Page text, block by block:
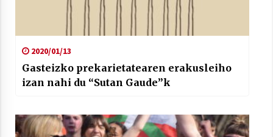
2020/01/13
Gasteizko prekarietatearen erakusleiho
izan nahi du “Sutan Gaude”k